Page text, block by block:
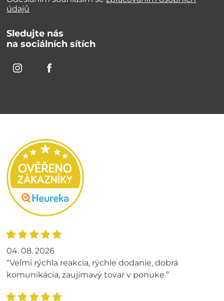
údajů
Sledujte nás
na sociálních sítích
04. 08. 2026
“Veľmi rýchla reakcia, rýchle dodanie, dobrá
komunikácia, zaujímavý tovar v ponuke.”